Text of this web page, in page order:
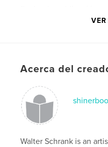
Acerca del
Walter Schrank is an